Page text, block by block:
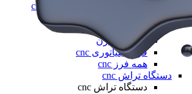
فرز معمولی cnc
فرز میل ترن
فرز مینیاتوری cnc
همه فرز cnc
دستگاه تراش cnc
دستگاه تراش cnc